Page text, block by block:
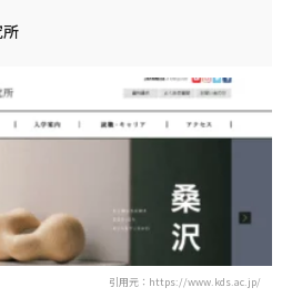
引用元：https://www.kds.ac.jp/